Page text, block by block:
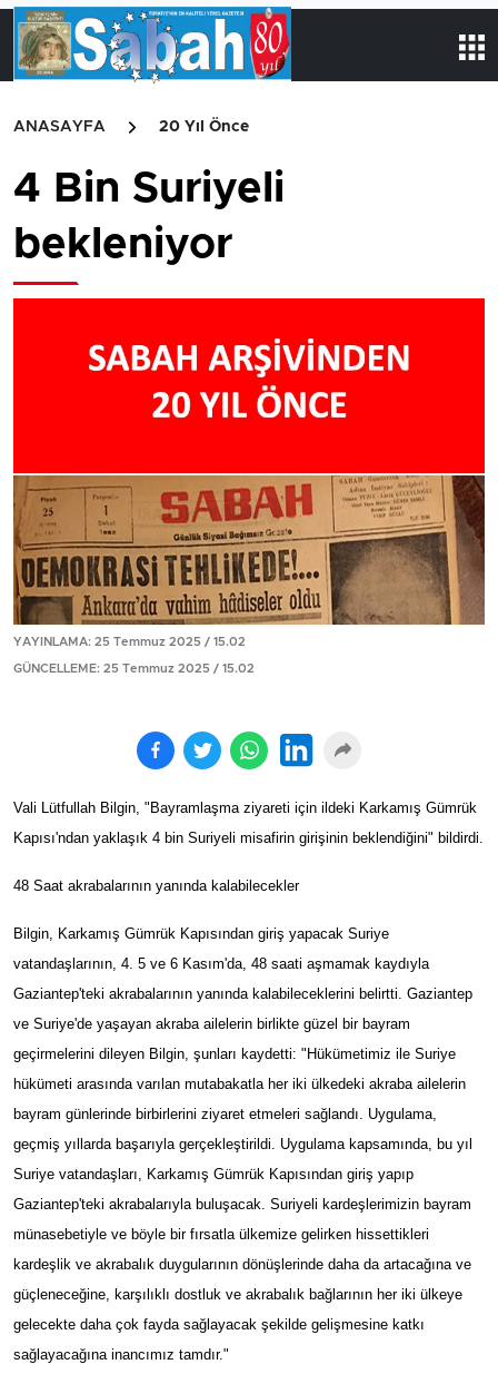
ANASAYFA 20 Yıl Önce
4 Bin Suriyeli
bekleniyor
YAYINLAMA: 25 Temmuz 2025 / 15.02
GÜNCELLEME: 25 Temmuz 2025 / 15.02
Vali Lütfullah Bilgin, "Bayramlaşma ziyareti için ildeki Karkamış Gümrük
Kapısı'ndan yaklaşık 4 bin Suriyeli misafirin girişinin beklendiğini" bildirdi.
48 Saat akrabalarının yanında kalabilecekler
Bilgin, Karkamış Gümrük Kapısından giriş yapacak Suriye
vatandaşlarının, 4. 5 ve 6 Kasım'da, 48 saati aşmamak kaydıyla
Gaziantep'teki akrabalarının yanında kalabileceklerini belirtti. Gaziantep
ve Suriye'de yaşayan akraba ailelerin birlikte güzel bir bayram
geçirmelerini dileyen Bilgin, şunları kaydetti: "Hükümetimiz ile Suriye
hükümeti arasında varılan mutabakatla her iki ülkedeki akraba ailelerin
bayram günlerinde birbirlerini ziyaret etmeleri sağlandı. Uygulama,
geçmiş yıllarda başarıyla gerçekleştirildi. Uygulama kapsamında, bu yıl
Suriye vatandaşları, Karkamış Gümrük Kapısından giriş yapıp
Gaziantep'teki akrabalarıyla buluşacak. Suriyeli kardeşlerimizin bayram
münasebetiyle ve böyle bir fırsatla ülkemize gelirken hissettikleri
kardeşlik ve akrabalık duygularının dönüşlerinde daha da artacağına ve
güçleneceğine, karşılıklı dostluk ve akrabalık bağlarının her iki ülkeye
gelecekte daha çok fayda sağlayacak şekilde gelişmesine katkı
sağlayacağına inancımız tamdır."